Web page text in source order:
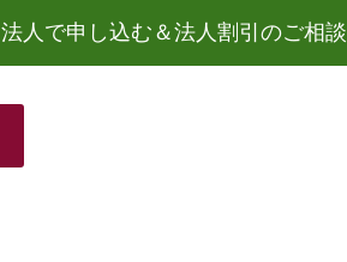
法人で申し込む＆法人割引のご相談